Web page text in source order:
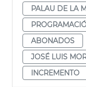
PALAU DE LA
ABONADOS
JOSÉ LUIS
INCREMENTO